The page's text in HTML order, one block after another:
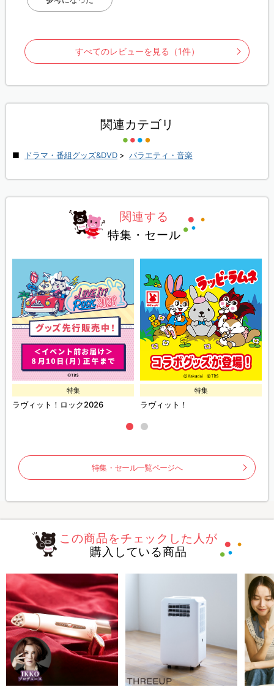
すべてのレビューを見る（1件）
関連カテゴリ
ドラマ・番組グッズ&DVD > バラエティ・音楽
関連する
特集・セール
特集
ラヴィット！ロック2026
特集
ラヴィット！
特集・セール一覧ページへ
この商品をチェックした人が
購入している商品